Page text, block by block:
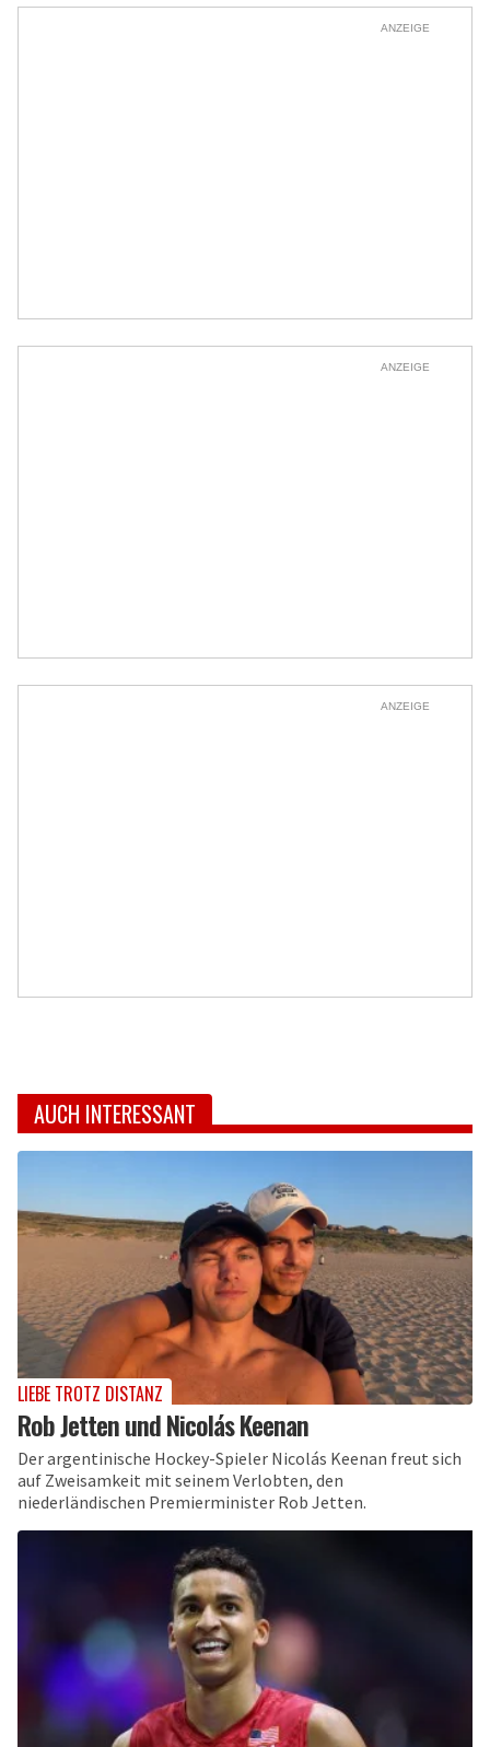
ANZEIGE
ANZEIGE
ANZEIGE
AUCH INTERESSANT
LIEBE TROTZ DISTANZ
Rob Jetten und Nicolás Keenan
Der argentinische Hockey-Spieler Nicolás Keenan freut sich
auf Zweisamkeit mit seinem Verlobten, den
niederländischen Premierminister Rob Jetten.